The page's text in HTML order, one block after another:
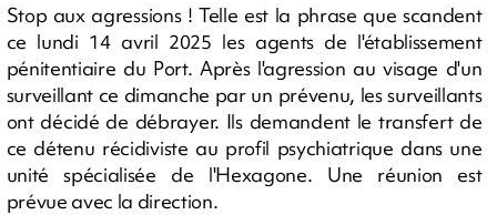
Stop aux agressions ! Telle est la phrase que scandent
ce lundi 14 avril 2025 les agents de l'établissement
pénitentiaire du Port. Après l'agression au visage d'un
surveillant ce dimanche par un prévenu, les surveillants
ont décidé de débrayer. Ils demandent le transfert de
ce détenu récidiviste au profil psychiatrique dans une
unité spécialisée de l'Hexagone. Une réunion est
prévue avec la direction.